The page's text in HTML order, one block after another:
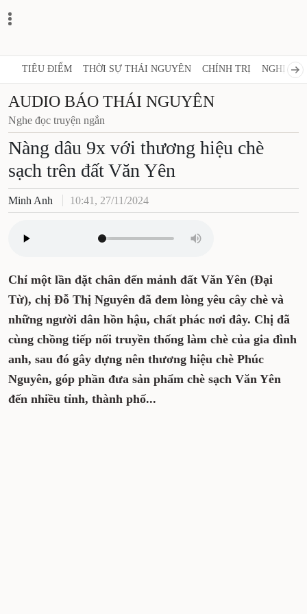
TIÊU ĐIỂM THỜI SỰ THÁI NGUYÊN CHÍNH TRỊ NGHỊ
AUDIO BÁO THÁI NGUYÊN
Nghe đọc truyện ngắn
Nàng dâu 9x với thương hiệu chè
sạch trên đất Văn Yên
Minh Anh 10:41, 27/11/2024
Chỉ một lần đặt chân đến mảnh đất Văn Yên (Đại
Từ), chị Đỗ Thị Nguyên đã đem lòng yêu cây chè và
những người dân hồn hậu, chất phác nơi đây. Chị đã
cùng chồng tiếp nối truyền thống làm chè của gia đình
anh, sau đó gây dựng nên thương hiệu chè Phúc
Nguyên, góp phần đưa sản phẩm chè sạch Văn Yên
đến nhiều tỉnh, thành phố...